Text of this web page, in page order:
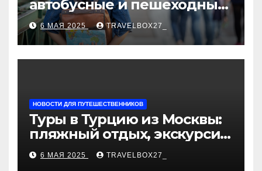
автобусные и пешеходные
туры от туроператора
«Казан360»
6 МАЯ 2025 TRAVELBOX27_
НОВОСТИ ДЛЯ ПУТЕШЕСТВЕННИКОВ
Туры в Турцию из Москвы:
пляжный отдых, экскурсии
и лучшие курорты
6 МАЯ 2025 TRAVELBOX27_